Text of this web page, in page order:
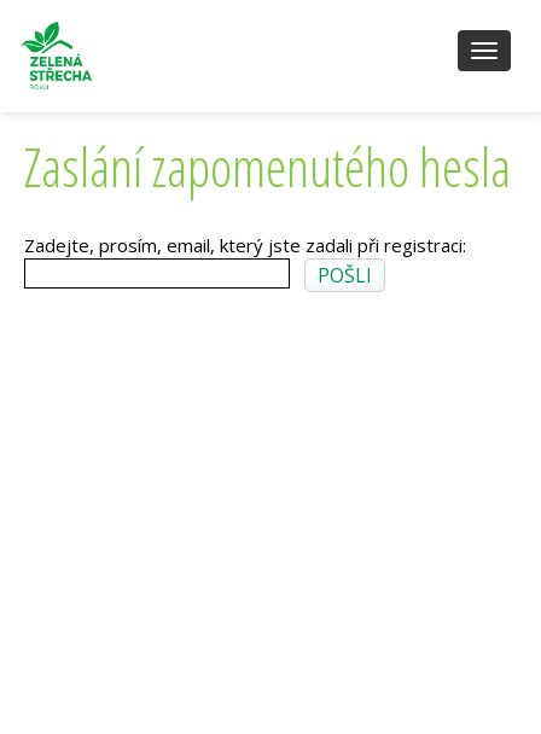
Toggle
Zaslání zapomenutého hesla
Zadejte, prosím, email, který jste zadali při registraci: